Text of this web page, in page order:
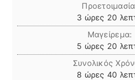
3ώρες
ώρες 20
Μαγείρεμα:
5 ώρες
ώρες 20
Συνολικός
8 ώρες
ώρες 40